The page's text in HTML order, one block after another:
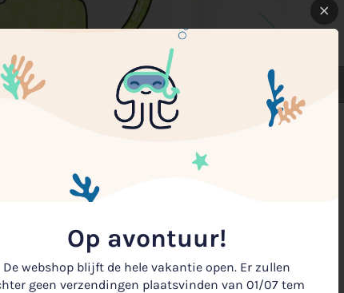
Op avontuur!
De webshop blijft de hele vakantie open. Er zullen
geen verzendingen plaatsvinden van 01/07 tem